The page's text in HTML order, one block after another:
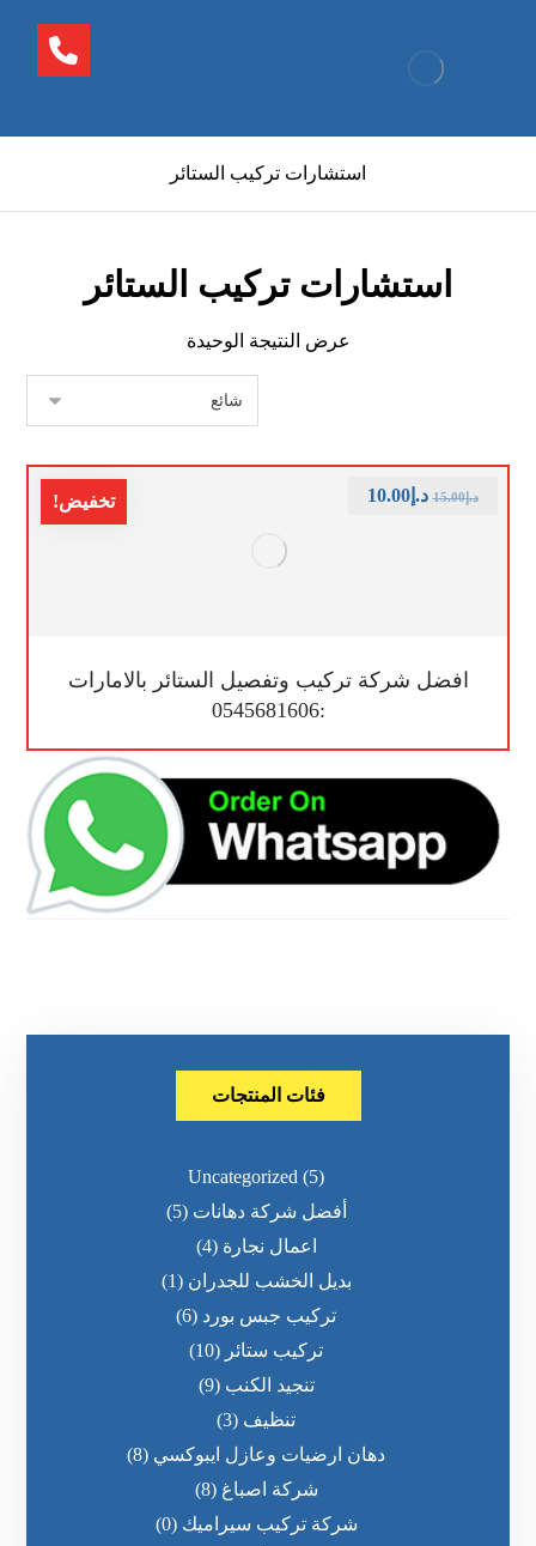
استشارات تركيب الستائر
استشارات تركيب الستائر
عرض النتيجة الوحيدة
تخفيض!
افضل شركة تركيب وتفصيل الستائر بالامارات
:0545681606
د.إ15.00 د.إ10.00
فئات المنتجات
Uncategorized (5)
أفضل شركة دهانات (5)
اعمال نجارة (4)
بديل الخشب للجدران (1)
تركيب جبس بورد (6)
تركيب ستائر (10)
تنجيد الكنب (9)
تنظيف (3)
دهان ارضيات وعازل ايبوكسي (8)
شركة اصباغ (8)
شركة تركيب سيراميك (0)